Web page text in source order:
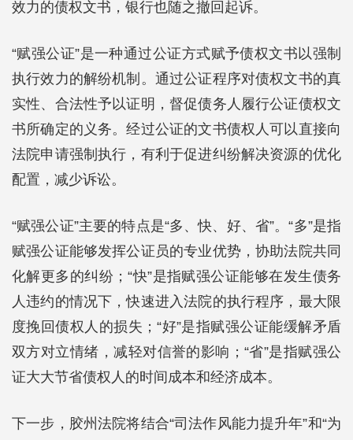
效力的债权文书，银行也随之撤回起诉。
“赋强公证”是一种通过公证方式赋予债权文书以强制
执行效力的解纷机制。通过公证程序对债权文书的真
实性、合法性予以证明，督促债务人履行公证债权文
书所确定的义务。经过公证的文书债权人可以直接向
法院申请强制执行，有利于促进纠纷解决资源的优化
配置，减少诉讼。
“赋强公证”主要的特点是“多、快、好、省”。“多”是指
赋强公证能够发挥公证员的专业优势，协助法院共同
化解更多的纠纷；“快”是指赋强公证能够在发生债务
人违约的情况下，快速进入法院的执行程序，最大限
度挽回债权人的损失；“好”是指赋强公证能缓解矛盾
双方对立情绪，减轻对信誉的影响；“省”是指赋强公
证大大节省债权人的时间成本和经济成本。
下一步，胶州法院将结合“司法作风能力提升年”和“为